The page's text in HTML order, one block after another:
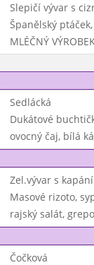
Slepičí vývar s
Španělský
MLÉČNÝ
Sedlácká
Dukátové
ovocný čaj, bílá
Zel.vývar s
Masové rizoto,
rajský salát,
Čočková